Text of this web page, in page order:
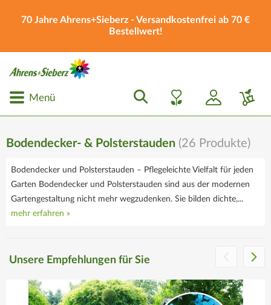
70 Jahre Ahrens+Sieberz - Versandkostenfrei ab 70 €
Bestellwert!
Menü
Geschenkgutscheine
richtige Wahl!
Bodendecker- & Polsterstauden (26 Produkte)
Bodendecker und Polsterstauden – Pflegeleichte Vielfalt für jeden
Garten Bodendecker und Polsterstauden sind aus der modernen
Gartengestaltung nicht mehr wegzudenken. Sie bilden dichte,...
mehr erfahren »
Unsere Empfehlungen für Sie